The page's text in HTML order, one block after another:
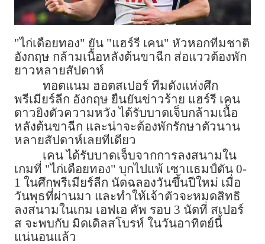
"ไก่เดือยทอง" ยัน "แฮร์รี เคน" หัวหอกทีมชาติ
อังกฤษ กล้ามเนื้อหลังต้นขาฉีก ส่อแววต้องพัก
ยาวหลายสัปดาห์
ทอตแนม ฮอตสเปอร์ ทีมดังแห่งศึก
พรีเมียร์ลีก อังกฤษ ยืนยันข่าวร้าย แฮร์รี เคน
ดาวยิงตัวความหวัง ได้รับบาดเจ็บกล้ามเนื้อ
หลังต้นขาฉีก และน่าจะต้องพักรักษาตัวนาน
หลายสัปดาห์เลยทีเดียว
เคน ได้รับบาดเจ็บจากการลงสนามใน
เกมที่ "ไก่เดือยทอง" บุกไปแพ้ เซาแธมป์ตัน 0-
1 ในศึกพรีเมียร์ลีก นัดฉลองวันขึ้นปีใหม่ เมื่อ
วันพุธที่ผ่านมา และทำให้เจ้าตัวจะหมดสิทธิ
ลงสนามในเกม เอฟเอ คัพ รอบ 3 นัดที่ สเปอร์
ส จะพบกับ มิดเดิลสโบรห์ ในวันอาทิตย์นี้
แน่นอนแล้ว